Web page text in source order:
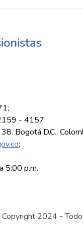
- 4157
Bogotá D.C.,
;
5:00 p.m.
2024 -